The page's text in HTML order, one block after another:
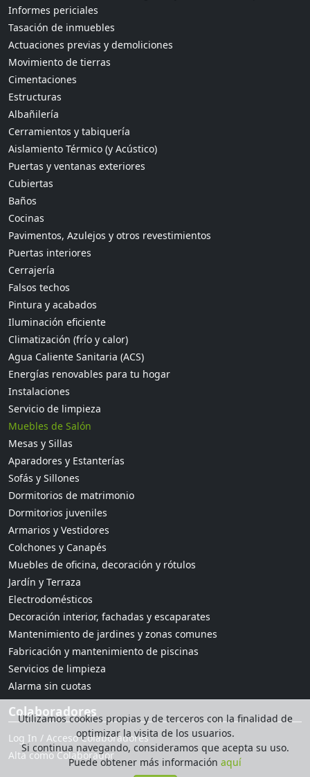
Utilizamos cookies propias y de terceros con la finalidad de
optimizar la visita de los usuarios.
Si continua navegando, consideramos que acepta su uso.
Puede obtener más información aquí
Informes periciales
Tasación de inmuebles
Actuaciones previas y demoliciones
Movimiento de tierras
Cimentaciones
Estructuras
Albañilería
Cerramientos y tabiquería
Aislamiento Térmico (y Acústico)
Puertas y ventanas exteriores
Cubiertas
Baños
Cocinas
Pavimentos, Azulejos y otros revestimientos
Puertas interiores
Cerrajería
Falsos techos
Pintura y acabados
Iluminación eficiente
Climatización (frío y calor)
Agua Caliente Sanitaria (ACS)
Energías renovables para tu hogar
Instalaciones
Servicio de limpieza
Muebles de Salón
Mesas y Sillas
Aparadores y Estanterías
Sofás y Sillones
Dormitorios de matrimonio
Dormitorios juveniles
Armarios y Vestidores
Colchones y Canapés
Muebles de oficina, decoración y rótulos
Jardín y Terraza
Electrodomésticos
Decoración interior, fachadas y escaparates
Mantenimiento de jardines y zonas comunes
Fabricación y mantenimiento de piscinas
Servicios de limpieza
Alarma sin cuotas
Colaboradores
Log In / Acceso Colaboradores
Alta como Colaborador